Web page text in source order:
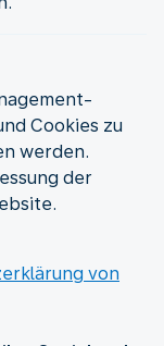
Cookies zu
werden.
der
von